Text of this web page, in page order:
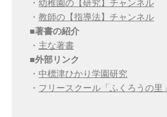
・ 教師の【指導法】チャンネル
■著書の紹介
・ 主な著書
■外部リンク
・ 中標津ひかり学園研究
・ フリースクール「ふくろうの里」